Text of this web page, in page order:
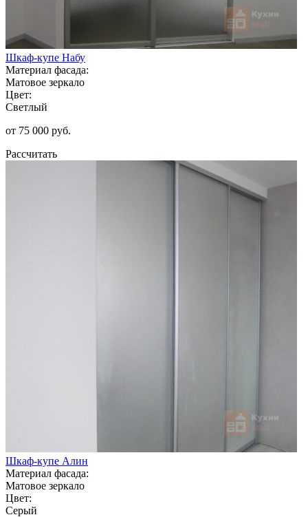
Шкаф-купе Набу
Материал фасада:
Матовое зеркало
Цвет:
Светлый
от 75 000 руб.
Рассчитать
Шкаф-купе Алин
Материал фасада:
Матовое зеркало
Цвет:
Серый